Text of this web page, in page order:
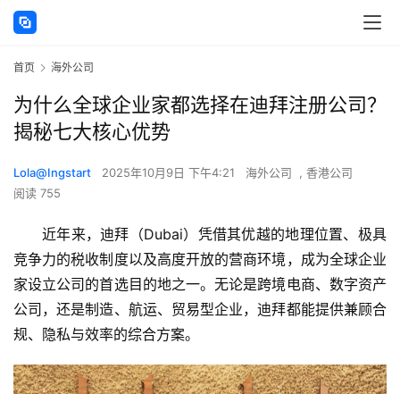
首页 海外公司
为什么全球企业家都选择在迪拜注册公司？
揭秘七大核心优势
Lola@Ingstart 2025年10月9日 下午4:21 海外公司 , 香港公司
阅读 755
近年来，迪拜（Dubai）凭借其优越的地理位置、极具
竞争力的税收制度以及高度开放的营商环境，成为全球企业
家设立公司的首选目的地之一。无论是跨境电商、数字资产
公司，还是制造、航运、贸易型企业，迪拜都能提供兼顾合
规、隐私与效率的综合方案。